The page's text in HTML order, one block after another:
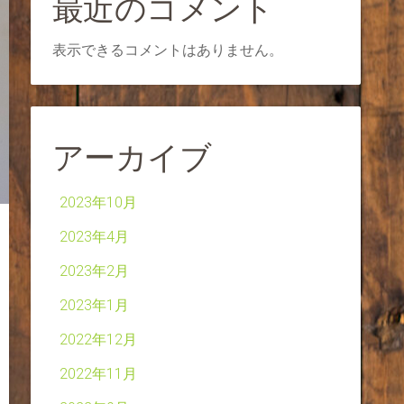
最近のコメント
表示できるコメントはありません。
アーカイブ
2023年10月
2023年4月
2023年2月
2023年1月
2022年12月
2022年11月